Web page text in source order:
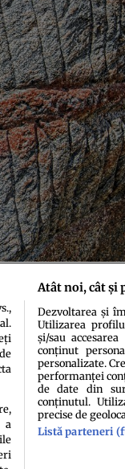
de cookiesTermeni şi
a
Atât noi, cât și
Dezvoltarea și
Utilizarea
și/sau
conținut
personalizate.
performanței
de date din
conținutul.
precise de
Listă parteneri